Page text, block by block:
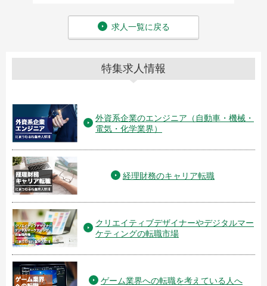
求人一覧に戻る
特集求人情報
外資系企業のエンジニア（自動車・機械・
電気・化学業界）
経理財務のキャリア転職
クリエイティブデザイナーやデジタルマー
ケティングの転職市場
ゲーム業界への転職を考えている人へ